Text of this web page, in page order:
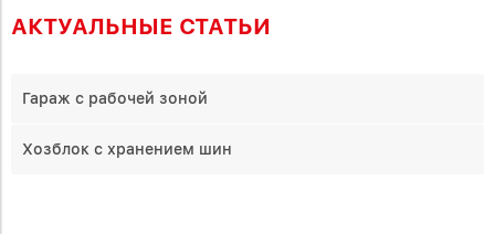
АКТУАЛЬНЫЕ СТАТЬИ
Гараж с рабочей зоной
Хозблок с хранением шин